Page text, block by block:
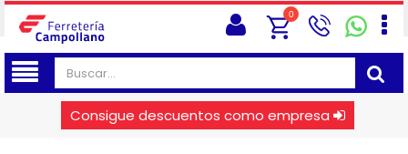
0
Consigue descuentos como empresa